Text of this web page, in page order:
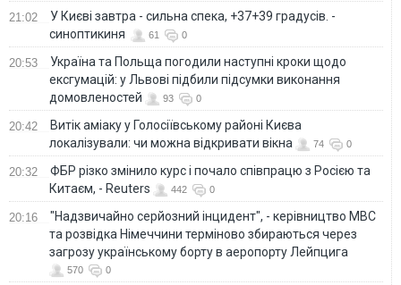
21:02
У Києві завтра - сильна спека, +37+39 градусів. -
синоптикиня
61 0
20:53
Україна та Польща погодили наступні кроки щодо
ексгумацій: у Львові підбили підсумки виконання
домовленостей
93 0
20:42
Витік аміаку у Голосіївському районі Києва
локалізували: чи можна відкривати вікна
74 0
20:32
ФБР різко змінило курс і почало співпрацю з Росією та
Китаєм, - Reuters
442 0
20:16
"Надзвичайно серйозний інцидент", - керівництво МВС
та розвідка Німеччини терміново збираються через
загрозу українському борту в аеропорту Лейпцига
570 0